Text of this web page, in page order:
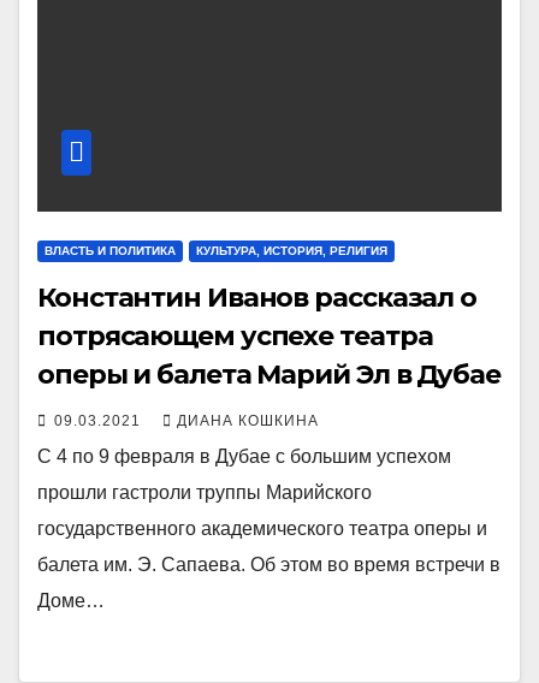
ВЛАСТЬ И ПОЛИТИКА КУЛЬТУРА, ИСТОРИЯ, РЕЛИГИЯ
Константин Иванов рассказал о
потрясающем успехе театра
оперы и балета Марий Эл в Дубае
09.03.2021 ДИАНА КОШКИНА
С 4 по 9 февраля в Дубае с большим успехом
прошли гастроли труппы Марийского
государственного академического театра оперы и
балета им. Э. Сапаева. Об этом во время встречи в
Доме…